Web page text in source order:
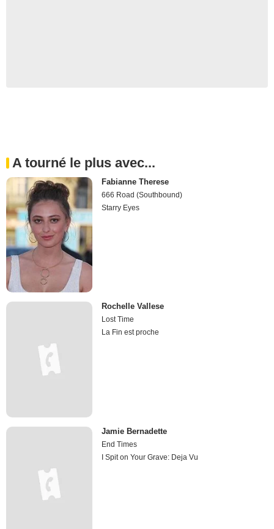
A tourné le plus avec...
Fabianne Therese
666 Road (Southbound)
Starry Eyes
Rochelle Vallese
Lost Time
La Fin est proche
Jamie Bernadette
End Times
I Spit on Your Grave: Deja Vu